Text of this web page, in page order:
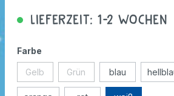
Lieferzeit: 1-2 Wochen
Farbe
Gelb Grün blau